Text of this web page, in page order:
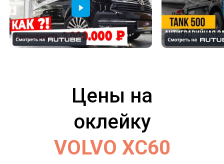
Цены на
оклейку
VOLVO XC60